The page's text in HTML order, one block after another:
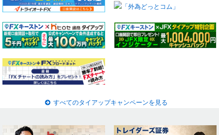
すべてのタイアップキャンペーンを見る